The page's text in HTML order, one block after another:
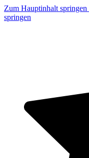
Zum Hauptinhalt springen
springen